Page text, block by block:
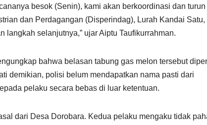
besok (Senin), kami akan berkoordinasi dan turun
dan Perdagangan (Disperindag), Lurah Kandai Satu,
langkah selanjutnya,” ujar Aiptu Taufikurrahman.
bahwa belasan tabung gas melon tersebut
demikian, polisi belum mendapatkan nama pasti dari
pelaku secara bebas di luar ketentuan.
dari Desa Dorobara. Kedua pelaku mengaku tidak